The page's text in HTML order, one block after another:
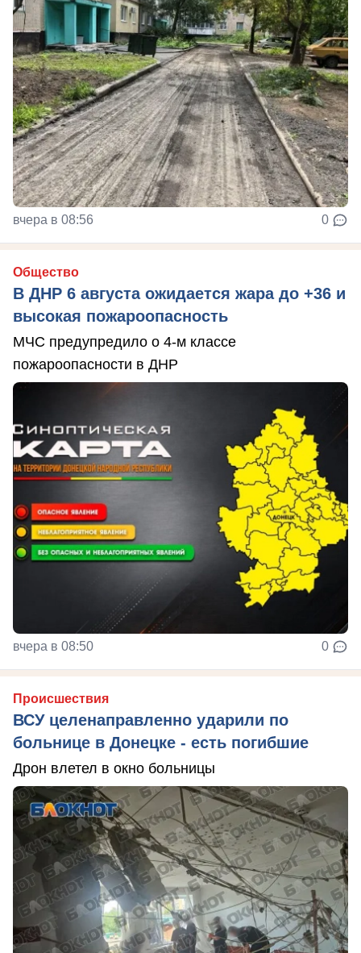
вчера в 08:56 0
Общество
В ДНР 6 августа ожидается жара до +36 и
высокая пожароопасность
МЧС предупредило о 4-м классе
пожароопасности в ДНР
вчера в 08:50 0
Происшествия
ВСУ целенаправленно ударили по
больнице в Донецке - есть погибшие
Дрон влетел в окно больницы